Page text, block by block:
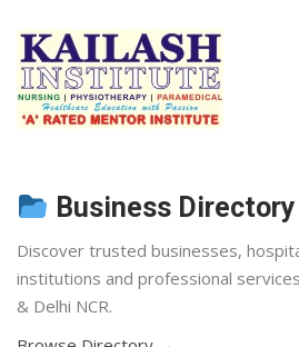
Business Directory
Discover trusted businesses,
institutions and professional
& Delhi NCR.